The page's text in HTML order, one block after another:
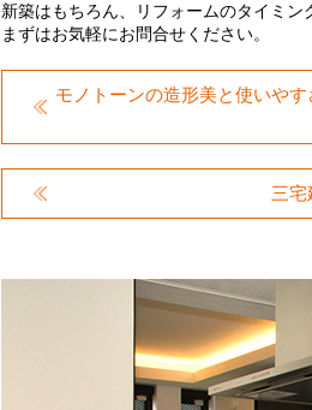
新築はもちろん、リフォームのタイミン
まずはお気軽にお問合せください。
モノトーンの造形美と使いや
三宅